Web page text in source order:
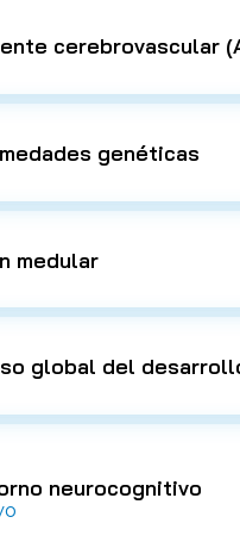
cerebrovascular
genéticas
medular
global del
neurocognitivo